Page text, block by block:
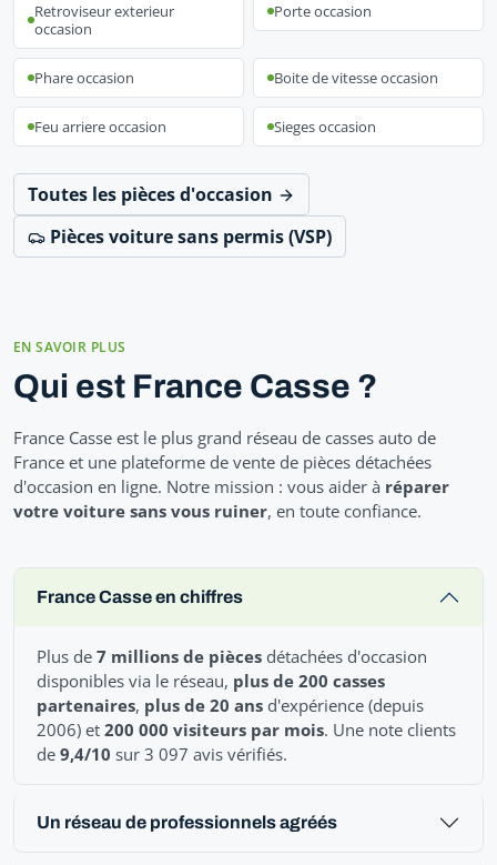
Retroviseur exterieur
occasion
Porte occasion
Phare occasion Boite de vitesse occasion
Feu arriere occasion Sieges occasion
Toutes les pièces d'occasion
Pièces voiture sans permis (VSP)
EN SAVOIR PLUS
Qui est France Casse ?
France Casse est le plus grand réseau de casses auto de
France et une plateforme de vente de pièces détachées
d'occasion en ligne. Notre mission : vous aider à réparer
votre voiture sans vous ruiner, en toute confiance.
France Casse en chiffres
Plus de 7 millions de pièces détachées d'occasion
disponibles via le réseau, plus de 200 casses
partenaires, plus de 20 ans d'expérience (depuis
2006) et 200 000 visiteurs par mois. Une note clients
de 9,4/10 sur 3 097 avis vérifiés.
Un réseau de professionnels agréés